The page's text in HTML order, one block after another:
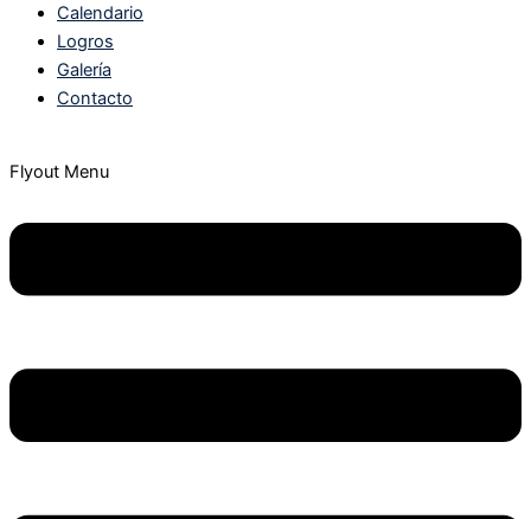
Calendario
Logros
Galería
Contacto
Flyout Menu